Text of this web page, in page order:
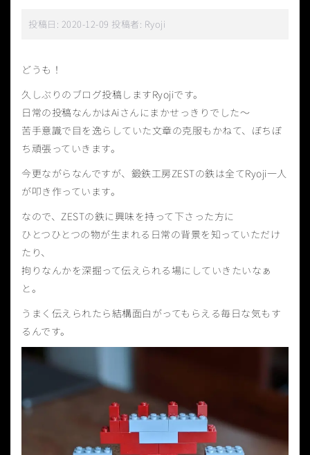
投稿日: 2020-12-09 投稿者: Ryoji
どうも！
久しぶりのブログ投稿しますRyojiです。
日常の投稿なんかはAiさんにまかせっきりでした〜
苦手意識で目を逸らしていた文章の克服もかねて、ぼちぼ
ち頑張っていきます。
今更ながらなんですが、鍛鉄工房ZESTの鉄は全てRyoji一人
が叩き作っています。
なので、ZESTの鉄に興味を持って下さった方に
ひとつひとつの物が生まれる日常の背景を知っていただけ
たり、
拘りなんかを深掘って伝えられる場にしていきたいなぁ
と。
うまく伝えられたら結構面白がってもらえる毎日な気もす
るんです。